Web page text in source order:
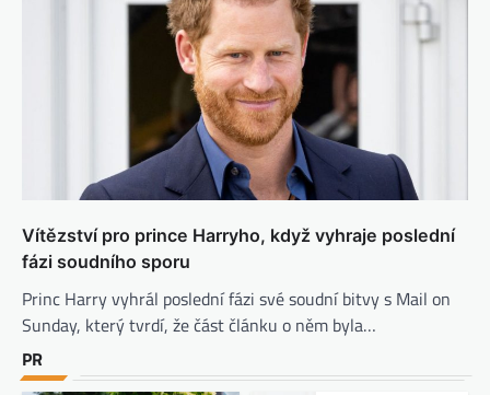
Vítězství pro prince Harryho, když vyhraje poslední
fázi soudního sporu
Princ Harry vyhrál poslední fázi své soudní bitvy s Mail on
Sunday, který tvrdí, že část článku o něm byla…
PR